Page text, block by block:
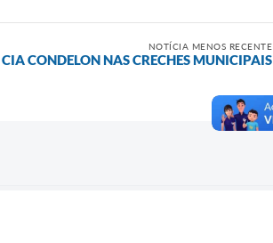
NOTÍCIA MENOS RECENTE
CONDELON NAS CRECHES MUNICIPAIS